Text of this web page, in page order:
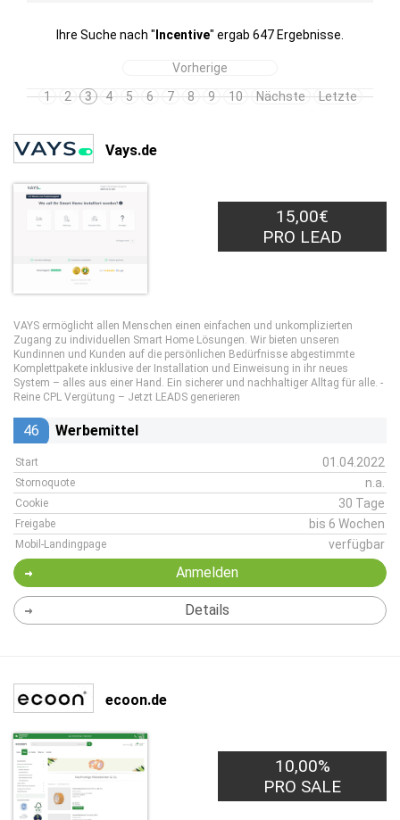
Ihre Suche nach " Incentive" ergab 647 Ergebnisse.
Vorherige
1
2 3 4 5 6 7 8 9 10 Nächste Letzte
Vays.de
15,00€
PRO LEAD
VAYS ermöglicht allen Menschen einen einfachen und unkomplizierten
Zugang zu individuellen Smart Home Lösungen. Wir bieten unseren
Kundinnen und Kunden auf die persönlichen Bedürfnisse abgestimmte
Komplettpakete inklusive der Installation und Einweisung in ihr neues
System – alles aus einer Hand. Ein sicherer und nachhaltiger Alltag für alle. -
Reine CPL Vergütung – Jetzt LEADS generieren
46 Werbemittel
Start 01.04.2022
Stornoquote n.a.
Cookie 30 Tage
Freigabe bis 6 Wochen
Mobil-Landingpage verfügbar
Anmelden
Details
ecoon.de
10,00%
PRO SALE